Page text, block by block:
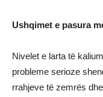
Ushqimet e pasura
Nivelet e larta të
probleme serioze
rrahjeve të zemrës